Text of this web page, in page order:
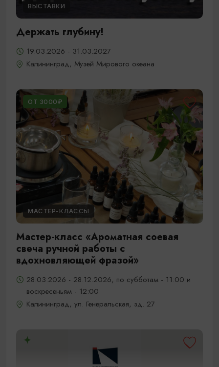
ВЫСТАВКИ
Держать глубину!
19.03.2026 - 31.03.2027
Калининград, Музей Мирового океана
ОТ 3000₽
МАСТЕР-КЛАССЫ
Мастер-класс «Ароматная соевая
свеча ручной работы с
вдохновляющей фразой»
28.03.2026 - 28.12.2026, по субботам - 11:00 и
воскресеньям - 12:00
Калининград, ул. Генеральская, зд. 27